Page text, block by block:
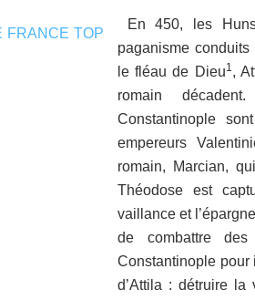
En 450, les
paganisme
le fléau de Dieu1,
romain
Constantinople
empereurs
romain, Marcian,
Théodose est
vaillance et
de combattre des
Constantinople pour
d’Attila : détruire